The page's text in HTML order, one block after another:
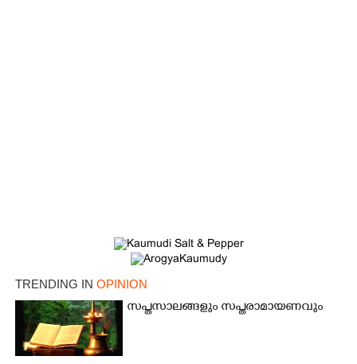
TRENDING IN OPINION
സപ്തസാലങ്ങളും സപ്തരാമായണവും